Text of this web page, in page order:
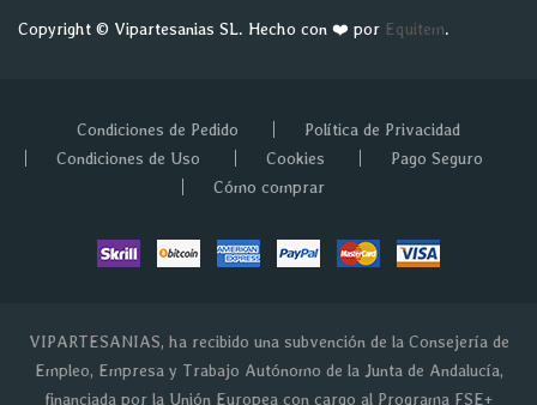
Copyright © Vipartesanias SL. Hecho con ❤️ por Equitem.
Condiciones de Pedido
Política de Privacidad
Condiciones de Uso
Cookies
Pago Seguro
Cómo comprar
VIPARTESANIAS, ha recibido una subvención de la Consejería de
Empleo, Empresa y Trabajo Autónomo de la Junta de Andalucía,
financiada por la Unión Europea con cargo al Programa FSE+